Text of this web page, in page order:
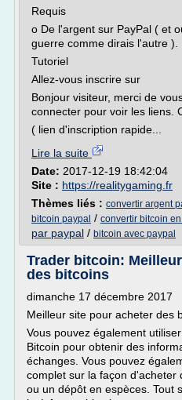
Requis
o De l'argent sur PayPal ( et
guerre comme dirais l'autre ).
Tutoriel
Allez-vous inscrire sur
Bonjour visiteur, merci de
connecter pour voir les liens.
( lien d'inscription rapide...
Lire la suite
Date: 2017-12-19 18:42:04
Site : https://realitygaming.fr
Thèmes liés : convertir argent
bitcoin paypal / convertir bitcoin
par paypal / bitcoin avec paypal
Trader bitcoin:
des bitcoins
dimanche 17 décembre 2017
Meilleur site pour acheter des
Vous pouvez également
Bitcoin pour obtenir des
échanges. Vous pouvez
complet sur la façon d'acheter
ou un dépôt en espèces. Tout